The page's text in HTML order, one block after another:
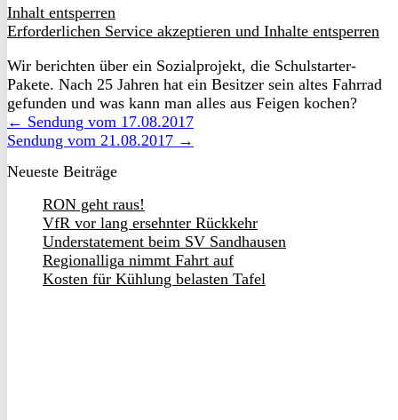
Inhalt entsperren
Erforderlichen Service akzeptieren und Inhalte entsperren
Wir berichten über ein Sozialprojekt, die Schulstarter-
Pakete. Nach 25 Jahren hat ein Besitzer sein altes Fahrrad
gefunden und was kann man alles aus Feigen kochen?
← Sendung vom 17.08.2017
Sendung vom 21.08.2017 →
Neueste Beiträge
RON geht raus!
VfR vor lang ersehnter Rückkehr
Understatement beim SV Sandhausen
Regionalliga nimmt Fahrt auf
Kosten für Kühlung belasten Tafel